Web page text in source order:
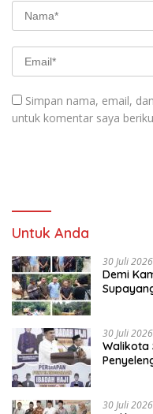
Simpan nama, email,
untuk komentar saya
Untuk Anda
30 Juli 2026
Demi
30 Juli 2026
Walikota
30 Juli 2026